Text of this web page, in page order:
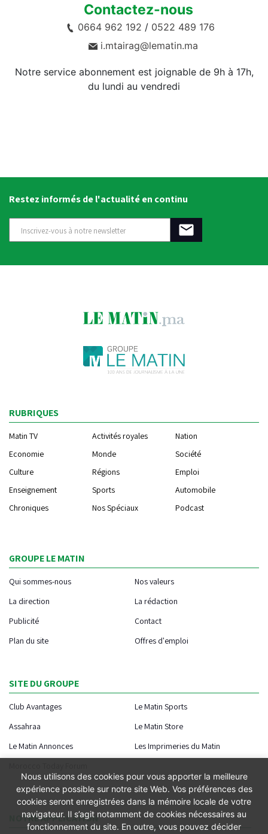
Contactez-nous
0664 962 192 / 0522 489 176
i.mtairag@lematin.ma
Notre service abonnement est joignable de 9h à 17h,
du lundi au vendredi
Restez informés de l'actualité en continu
RUBRIQUES
Matin TV Activités royales
Nation
Economie
Monde
Société
Culture
Régions
Emploi
Enseignement
Sports
Automobile
Chroniques
Nos Spéciaux Podcast
GROUPE LE MATIN
Qui sommes-nous
Nos valeurs
La direction
La rédaction
Publicité
Contact
Plan du site
Offres d'emploi
SITE DU GROUPE
Club Avantages
Le Matin Sports
Assahraa
Le Matin Store
Le Matin Annonces
Les Imprimeries du Matin
NOTRE APPLICATION
Nous utilisons des cookies pour vous apporter la meilleure
expérience possible sur notre site Web. Vos préférences des
cookies seront enregistrées dans la mémoire locale de votre
navigateur. Il s’agit notamment de cookies nécessaires au
fonctionnement du site. En outre, vous pouvez décider